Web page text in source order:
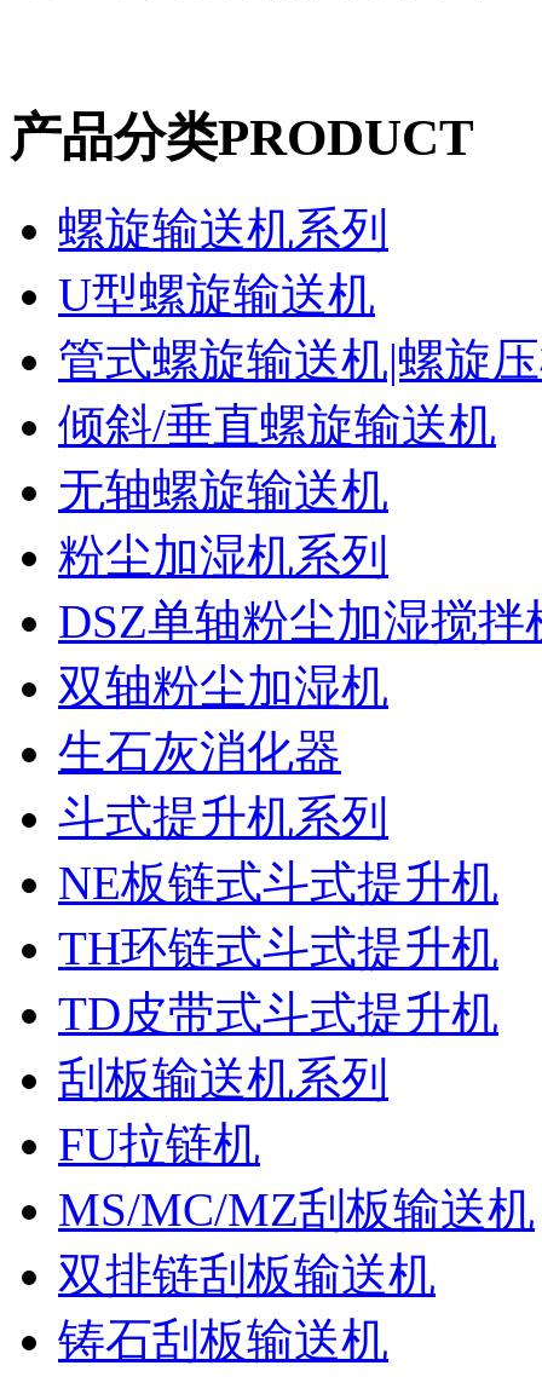
产品分类PRODUCT
螺旋输送机系列
U型螺旋输送机
管式螺旋输送机|螺旋
倾斜/垂直螺旋输送机
无轴螺旋输送机
粉尘加湿机系列
DSZ单轴粉尘加湿搅拌
双轴粉尘加湿机
生石灰消化器
斗式提升机系列
NE板链式斗式提升机
TH环链式斗式提升机
TD皮带式斗式提升机
刮板输送机系列
FU拉链机
MS/MC/MZ刮板输送机
双排链刮板输送机
铸石刮板输送机